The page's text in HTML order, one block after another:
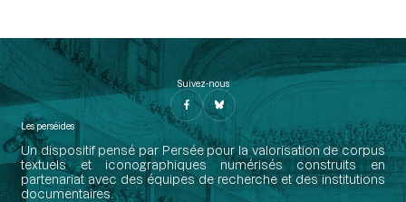
Suivez-nous
Les perséides
Un dispositif pensé par Persée pour la valorisation de corpus
textuels et iconographiques numérisés construits en
partenariat avec des équipes de recherche et des institutions
documentaires.